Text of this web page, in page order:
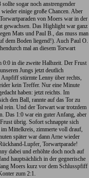
sogar noch anstrengender
einige große Chancen. Aber
von Moers war in der
gewachsen. Das Highlight war ganz
Mats und Paul B., das muss man
dem Boden liegend!). Auch Paul O.
mal an diesem Torwart
0:0 in die zweite Halbzeit. Der Frust
Jungs jetzt deutlich
Anpfiff stürmte Lenny über rechts,
kein Treffer. Nur eine Minute
haben: jetzt reichts. Im
den Ball, rannte auf das Tor zu
rein. Und der Torwart war trotzdem
Das 1:0 war ein guter Anfang, aber
übrig. Sofort schnappte sich
Mittelkreis, zimmerte voll drauf,
später war dann Arne wieder
Lupfer, Torwartparade!
dabei und erhöhte doch noch auf
hauptsächlich in der gegnerische
Moers kurz vor dem Schlusspfiff
zum 2:1.